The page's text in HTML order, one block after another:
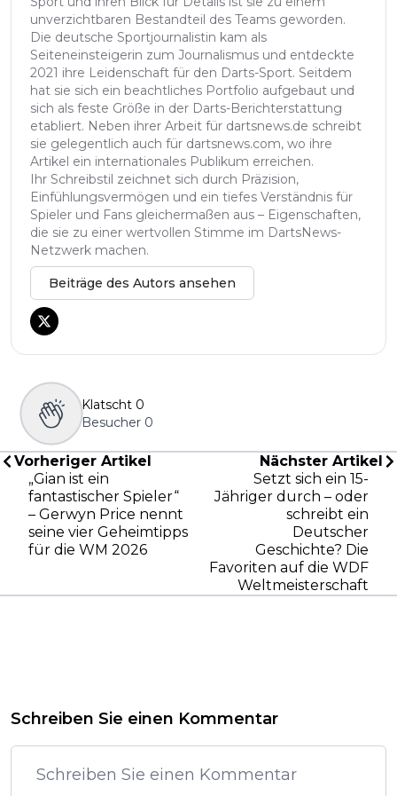
unverzichtbaren Bestandteil des Teams geworden.
Die deutsche Sportjournalistin kam als
Seiteneinsteigerin zum Journalismus und entdeckte
2021 ihre Leidenschaft für den Darts-Sport. Seitdem
hat sie sich ein beachtliches Portfolio aufgebaut und
sich als feste Größe in der Darts-Berichterstattung
etabliert. Neben ihrer Arbeit für dartsnews.de schreibt
sie gelegentlich auch für dartsnews.com, wo ihre
Artikel ein internationales Publikum erreichen.
Ihr Schreibstil zeichnet sich durch Präzision,
Einfühlungsvermögen und ein tiefes Verständnis für
Spieler und Fans gleichermaßen aus – Eigenschaften,
die sie zu einer wertvollen Stimme im DartsNews-
Netzwerk machen.
Beiträge des Autors ansehen
Klatscht 0
Besucher 0
Vorheriger Artikel
„Gian ist ein
fantastischer Spieler“
– Gerwyn Price nennt
seine vier Geheimtipps
für die WM 2026
Nächster Artikel
Setzt sich ein 15-
Jähriger durch – oder
schreibt ein
Deutscher
Geschichte? Die
Favoriten auf die WDF
Weltmeisterschaft
Schreiben Sie einen Kommentar